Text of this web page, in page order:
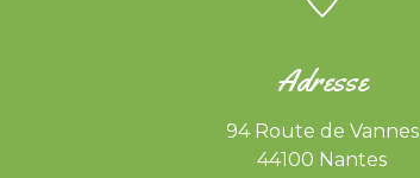
Adresse
94 Route de Vannes
44100 Nantes